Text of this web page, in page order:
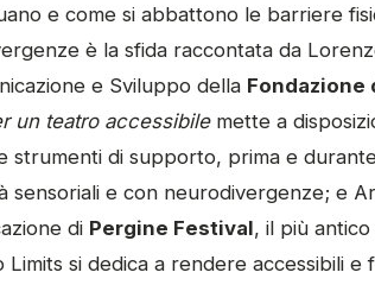
e come si abbattono le barriere
è la sfida raccontata da
e Sviluppo della Fondazione
un teatro accessibilemette a
strumenti di supporto, prima e
sensoriali e con neurodivergenze; e
di Pergine Festival, il più
si dedica a rendere accessibili e